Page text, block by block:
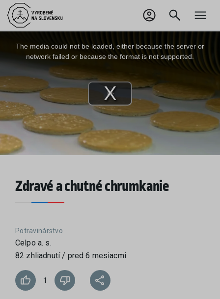
Odhlásiť sa
Play
Video
The media could not be loaded, either because the server or
network failed or because the format is not supported.
Zdravé a chutné chrumkanie
Potravinárstvo
Celpo a. s.
82 zhliadnutí / pred 6 mesiacmi
1